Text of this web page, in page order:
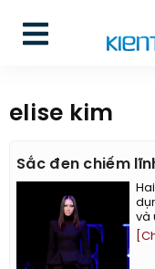
elise kim
Sắc đen chiếm
và